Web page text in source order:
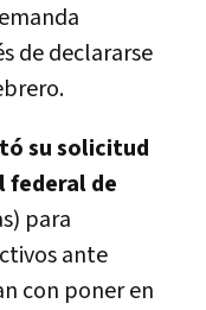
de declararse
su solicitud
federal de
para
ante
con poner en